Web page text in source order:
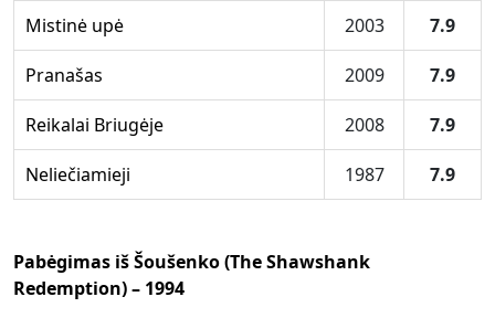
Mistinė upė 2003 7.9
Pranašas 2009 7.9
Reikalai Briugėje 2008 7.9
Neliečiamieji 1987 7.9
Pabėgimas iš Šoušenko (The Shawshank
Redemption) – 1994